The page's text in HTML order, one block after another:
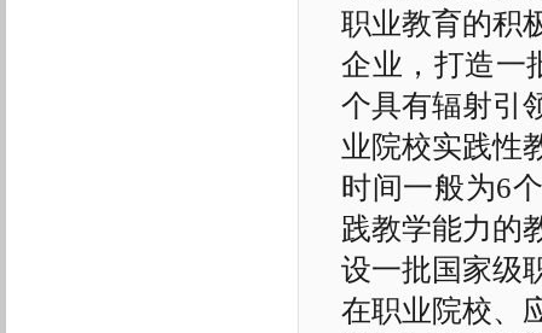
职业教育的积
企业，打造一
个具有辐射引
业院校实践性
时间一般为6
践教学能力的
设一批国家级
在职业院校、